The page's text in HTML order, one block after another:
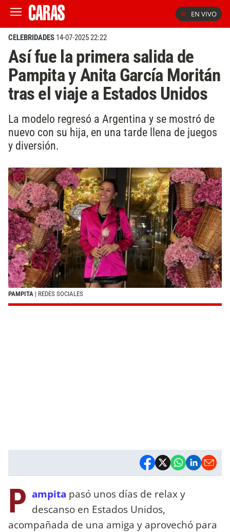
EN VIVO
CELEBRIDADES 14-07-2025 22:22
Así fue la primera salida de
Pampita y Anita García Moritán
tras el viaje a Estados Unidos
La modelo regresó a Argentina y se mostró de
nuevo con su hija, en una tarde llena de juegos
y diversión.
PAMPITA | REDES SOCIALES
P ampita pasó unos días de relax y
descanso en Estados Unidos,
acompañada de una amiga y aprovechó para